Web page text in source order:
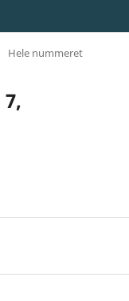
Hele nummeret